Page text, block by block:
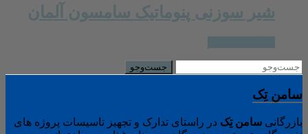
شیر سوزنی پنوماتیک سامسون آلمان
سامن تِک
بازرگانی سامن تِک در راستای تدارک و تجهیز تاسیسات پروژه های